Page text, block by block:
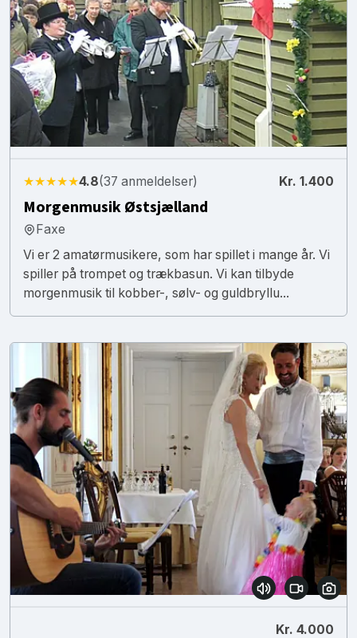
★★★★★4.8(37 anmeldelser) Kr. 1.400
Morgenmusik Østsjælland
Faxe
Vi er 2 amatørmusikere, som har spillet i mange år. Vi
spiller på trompet og trækbasun. Vi kan tilbyde
morgenmusik til kobber-, sølv- og guldbryllu...
Kr. 4.000